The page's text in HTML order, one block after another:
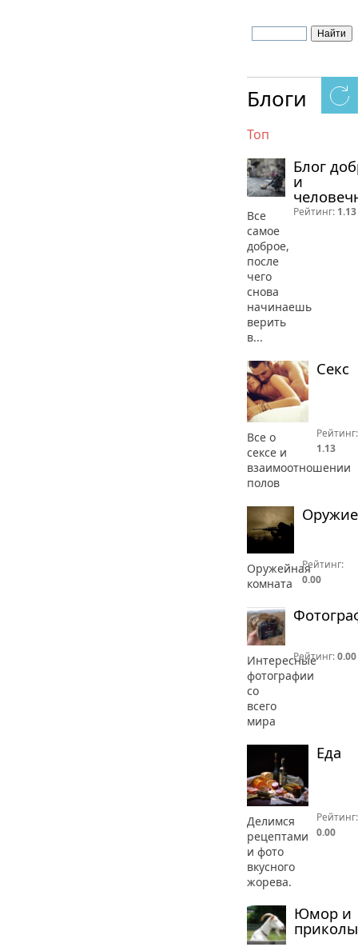
Блоги
Топ
Блог
и
Все
самое
доброе,
после
чего
снова
начинаешь
верить
в...
Рейтинг: 1.13
Секс
Все о
сексе и
взаимоотношении
полов
Рейтинг:
1.13
Оружие
Оружейная
комната
Рейтинг:
0.00
Интересные
фотографии
со
всего
мира
Рейтинг:0.00
Еда
Делимся
рецептами
и фото
вкусного
жорева.
Рейтинг:
0.00
Юмор и
приколы